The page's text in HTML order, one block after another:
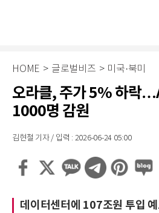
HOME > 글로벌비즈 > 미국·북미
오라클, 주가 5% 하락
1000명 감원
김현철 기자 / 입력 : 2026-06-24 05:00
데이터센터에 107조원 투입